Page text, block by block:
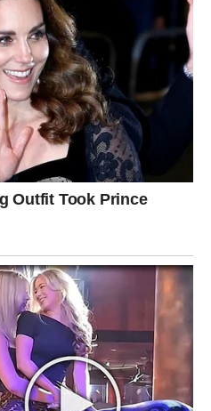
prema mnogo
više mira i sigurnosti.
ljubavnih perioda života.
sudbina vam sada šalje
dobija ono što
pozitivne vijesti i mnogo